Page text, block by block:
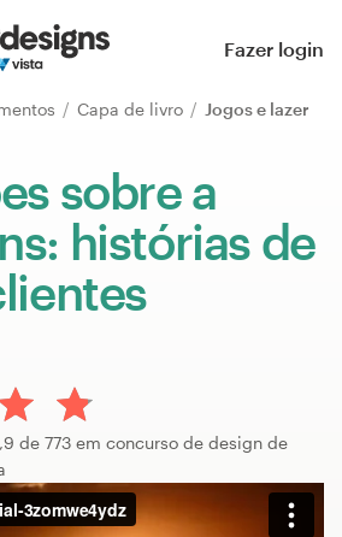
Fazer login
Capa de livro Jogos e lazer
sobre a
histórias de
de 773 em concurso de design de